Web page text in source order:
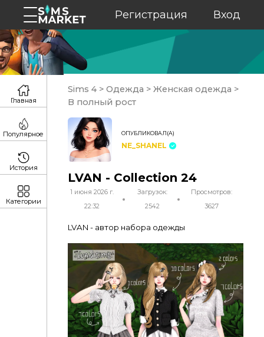
Регистрация Вход
Sims 4 > Одежда > Женская одежда >
В полный рост
ОПУБЛИКОВАЛ(А)
NE_SHANEL
LVAN - Collection 24
1 июня 2026 г.
22:32
Загрузок:
2542
Просмотров:
3627
LVAN - автор набора одежды
Главная
Популярное
История
Категории